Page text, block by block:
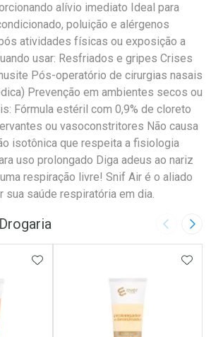
alívio imediato Ideal para
poluição e alérgenos
atividades físicas ou exposição a
usar: Resfriados e gripes Crises
Pós-operatório de cirurgias nasais
Prevenção em ambientes secos ou
Fórmula estéril com 0,9% de cloreto
ou vasoconstritores Não causa
isotônica que respeita a fisiologia
uso prolongado Diga adeus ao nariz
respiração livre! Snif Air é o aliado
sua saúde respiratória em dia.
Imagem
ADICIONAR AOS FAVORITOS